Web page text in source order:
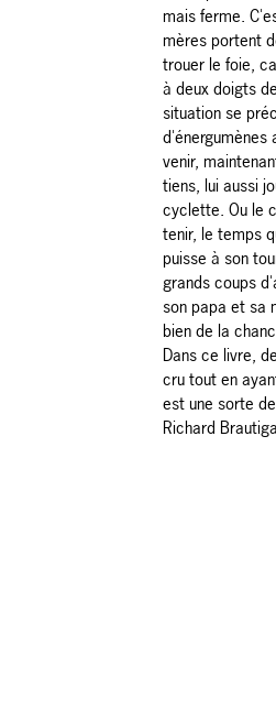
mais ferme.
mères portent
trouer le foie,
à deux doigts
situation se
d'énergumènes
venir,
tiens, lui aussi
cyclette. Ou le
tenir, le temps
puisse à son
grands coups
son papa et sa
bien de la
Dans ce livre,
cru tout en
est une sorte
Richard